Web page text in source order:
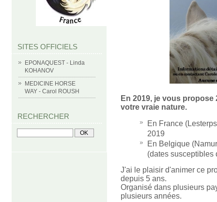
SITES OFFICIELS
EPONAQUEST - Linda
KOHANOV
MEDICINE HORSE
WAY - Carol ROUSH
RECHERCHER
En 2019, je vous
votre vraie nature.
En France
2019
En Belgique
(dates susceptibles
J'ai le plaisir d'animer ce
depuis 5 ans.
Organisé dans plusieurs
plusieurs années.